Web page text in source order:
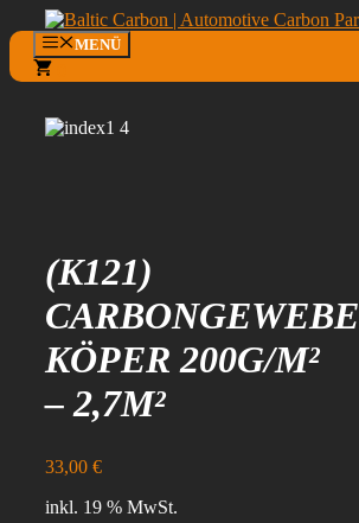
Inhalt
springen
MENÜ
(K121)
CARBONGEWEBE
KÖPER 200G/M²
– 2,7M²
33,00 €
inkl. 19 % MwSt.